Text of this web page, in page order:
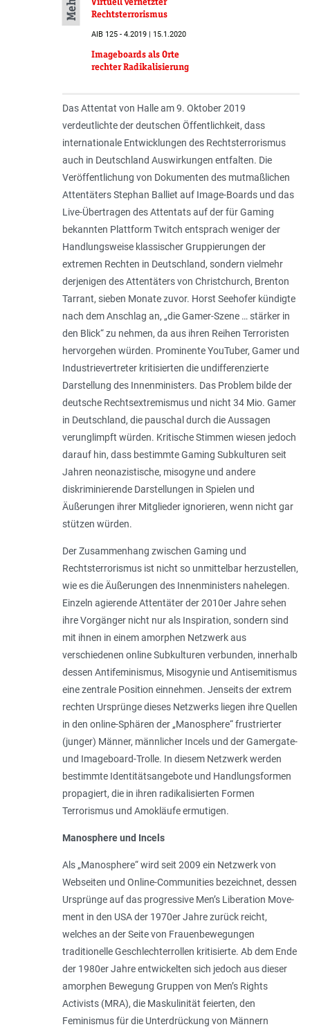
Rechtsterrorismus
AIB 125 - 4.2019 | 15.1.2020
Imageboards als Orte
rechter Radikalisierung
Das Attentat von Halle am 9. Oktober 2019
verdeutlichte der deutschen Öffentlichkeit, dass
internationale Entwicklungen des Rechtsterrorismus
auch in Deutschland Auswirkungen entfalten. Die
Veröffentlichung von Dokumenten des mutmaßlichen
Attentäters Stephan Balliet auf Image-Boards und das
Live-Übertragen des Attentats auf der für Gaming
bekannten Plattform Twitch entsprach weniger der
Handlungsweise klassischer Gruppierungen der
extremen Rechten in Deutschland, sondern vielmehr
derjenigen des Attentäters von Christchurch, Brenton
Tarrant, sieben Monate zuvor. Horst Seehofer kündigte
nach dem Anschlag an, „die Gamer-­­Szene … stärker in
den Blick“ zu nehmen, da aus ihren Reihen Terroristen
hervorgehen würden. Prominente YouTuber, Gamer und
Industrievertreter kritisierten die undifferenzierte
Darstellung des Innenministers. Das Problem bilde der
deutsche Rechts­extremismus und nicht 34 Mio. Gamer
in Deutschland, die pauschal durch die Aussagen
verunglimpft würden. Kritische Stimmen wiesen jedoch
darauf hin, dass bestimmte Gaming Subkulturen seit
Jahren neonazistische, misogyne und andere
diskriminierende Darstellungen in Spielen und
Äußerungen ihrer Mitglieder ignorieren, wenn nicht gar
stützen würden.
Der Zusammenhang zwischen Gaming und
Rechtsterrorismus ist nicht so unmittelbar herzustellen,
wie es die Äußerungen des Innenministers nahelegen.
Einzeln agierende Attentäter der 2010er Jahre sehen
ihre Vorgänger nicht nur als Inspira­tion, sondern sind
mit ihnen in einem amorphen Netzwerk aus
verschiedenen online Subkulturen verbunden, innerhalb
dessen Antifeminismus, Misogynie und Antisemitismus
eine zentrale Position einnehmen. Jenseits der extrem
rechten Ursprünge dieses Netzwerks liegen ihre Quellen
in den online-Sphären der „Manosphere“ frustrierter
(junger) Männer, männlicher Incels und der Gamergate-
und Imageboard-Trolle. In diesem Netzwerk werden
bestimmte Identitätsangebote und Handlungsformen
propagiert, die in ihren radikalisierten Formen
Terrorismus und Amok­läufe ermutigen.
Manosphere und Incels
Als „Manosphere“ wird seit 2009 ein Netzwerk von
Webseiten und Online-Communities bezeichnet, dessen
Ursprünge auf das progressive Men’s Liberation Move­
ment in den USA der 1970er Jahre zurück reicht,
welches an der Seite von Frauen­bewegungen
traditionelle Geschlechterrollen kritisierte. Ab dem Ende
der 1980er Jahre entwickelten sich jedoch aus dieser
amorphen Bewegung Gruppen von Men’s Rights
Activists (MRA), die Maskulinität feierten, den
Feminismus für die Unterdrückung von Männern